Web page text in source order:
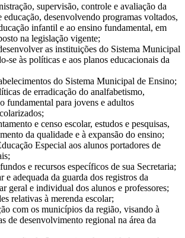
supervisão, controle e avaliação da
desenvolvendo programas voltados,
infantil e ao ensino fundamental, em
na legislação vigente;
as instituições do Sistema Municipal
se às políticas e aos planos educacionais da
do Sistema Municipal de Ensino;
de erradicação do analfabetismo,
fundamental para jovens e adultos
e censo escolar, estudos e pesquisas,
da qualidade e à expansão do ensino;
Especial aos alunos portadores de
e recursos específicos de sua Secretaria;
e adequada da guarda dos registros da
geral e individual dos alunos e professores;
relativas à merenda escolar;
com os municípios da região, visando à
de desenvolvimento regional na área da